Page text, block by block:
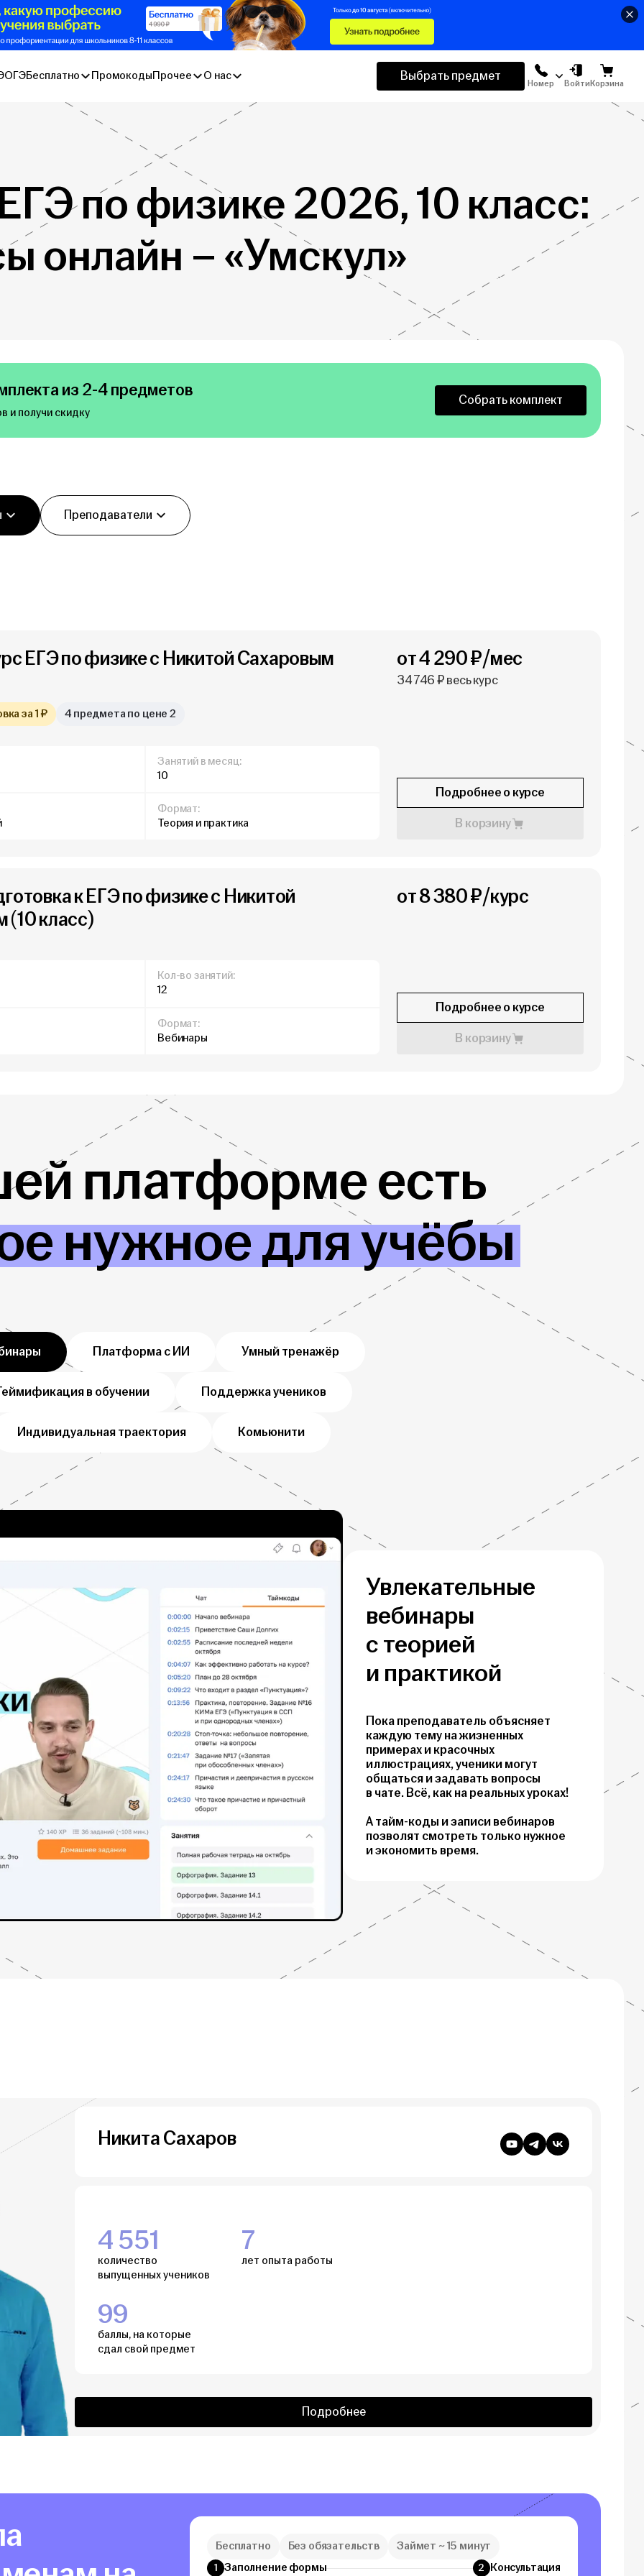
ОГЭБесплатно ПромокодыПрочее О нас Выбрать предмет
Номер ВойтиКорзина
по физике 2026, 10 класс:
онлайн – «Умскул»
из 2-4 предметов
и получи скидку
Собрать комплект
Преподаватели
ЕГЭ по физике с Никитой Сахаровым
за 1 ₽ 4 предмета по цене 2
Занятий в месяц:
10
Формат:
Теория и практика
от 4 290 ₽/мес
34 746 ₽ весь курс
Подробнее о курсе
В корзину
к ЕГЭ по физике с Никитой
класс)
Кол-во занятий:
12
Формат:
Вебинары
от 8 380 ₽/курс
Подробнее о курсе
В корзину
платформе есть
нужное для учёбы
Платформа с ИИ Умный тренажёр
в обучении Поддержка учеников
Индивидуальная траектория Комьюнити
Увлекательные
вебинары
с теорией
и практикой
Пока преподаватель объясняет
каждую тему на жизненных
примерах и красочных
иллюстрациях, ученики могут
общаться и задавать вопросы
в чате. Всё, как на реальных уроках!
А тайм-коды и записи вебинаров
позволят смотреть только нужное
и экономить время.
Никита Сахаров
4 551
количество
выпущенных учеников
7
лет опыта работы
99
баллы, на которые
сдал свой предмет
Подробнее
Бесплатно Без обязательств Займет ~ 15 минут
1 Заполнение формы 2 Консультация